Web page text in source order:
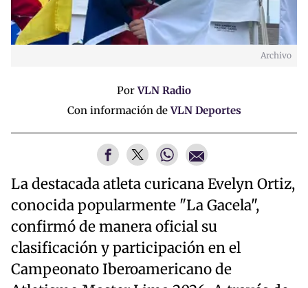
Archivo
PorVLN Radio
Con información deVLN Deportes
La destacada atleta curicana Evelyn Ortiz,
conocida popularmente "La Gacela",
confirmó de manera oficial su
clasificación y participación en el
Campeonato Iberoamericano de